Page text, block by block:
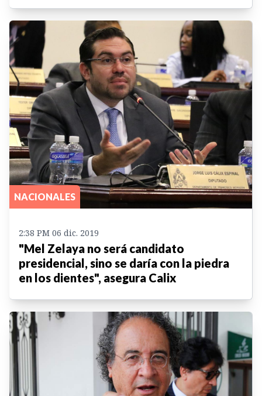
NACIONALES
2:38 PM 06 dic. 2019
"Mel Zelaya no será candidato
presidencial, sino se daría con la piedra
en los dientes", asegura Calix